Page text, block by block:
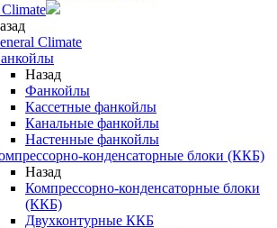
Climate
Назад
Фанкойлы
Кассетные фанкойлы
Канальные фанкойлы
Настенные фанкойлы
конденсаторные блоки (ККБ)
Назад
Компрессорно-конденсаторные блоки
(ККБ)
Двухконтурные ККБ